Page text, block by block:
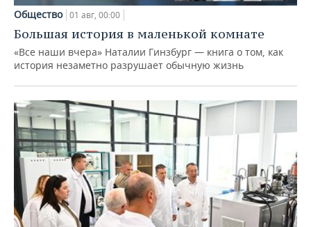
Общество 01 авг, 00:00
Большая история в маленькой комнате
«Все наши вчера» Наталии Гинзбург — книга о том, как
история незаметно разрушает обычную жизнь